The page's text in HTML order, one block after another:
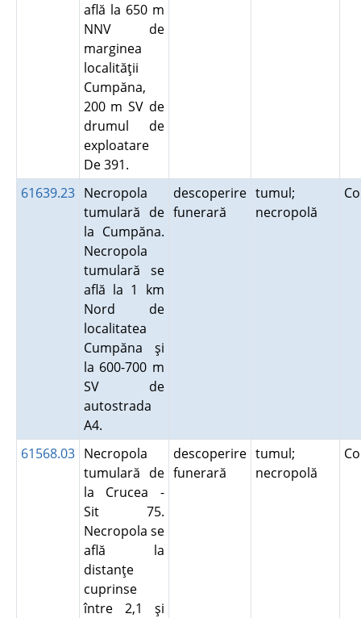
află la 650 m
NNV de
marginea
localităţii
Cumpăna,
200 m SV de
drumul de
exploatare
De 391.
61639.23 Necropola
tumulară de
la Cumpăna.
Necropola
tumulară se
află la 1 km
Nord de
localitatea
Cumpăna şi
la 600-700 m
SV de
autostrada
A4.
descoperire
funerară
tumul;
necropolă
61568.03 Necropola
tumulară de
la Crucea -
Sit 75.
Necropola se
află la
distanţe
cuprinse
între 2,1 şi
descoperire
funerară
tumul;
necropolă